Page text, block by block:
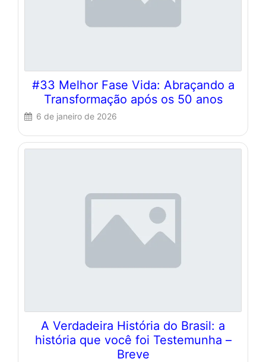
#33 Melhor Fase Vida: Abraçando a
Transformação após os 50 anos
6 de janeiro de 2026
A Verdadeira História do Brasil: a
história que você foi Testemunha –
Breve